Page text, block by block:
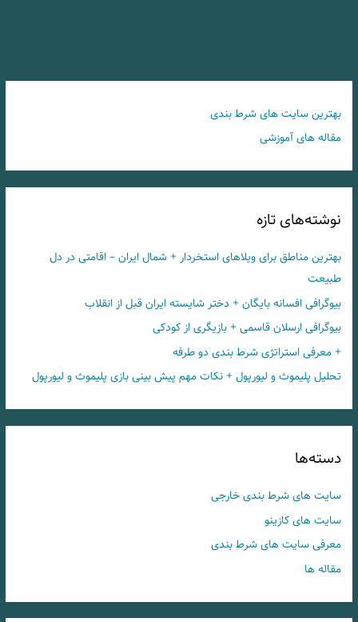
بهترین سایت های شرط بندی
مقاله های آموزشی
نوشته‌های تازه
بهترین مناطق برای ویلاهای استخردار + شمال ایران – اقامتی در دل
طبیعت
بیوگرافی افسانه بایگان + دختر شایسته ایران قبل از انقلاب
بیوگرافی ارسلان قاسمی + بازیگری از کودکی
+ معرفی استراتژی شرط بندی دو طرفه
تحلیل پلیموث و لیورپول + نکات مهم پیش بینی بازی پلیموث و لیورپول
دسته‌ها
سایت های شرط بندی خارجی
سایت های کازینو
معرفی سایت های شرط بندی
مقاله ها